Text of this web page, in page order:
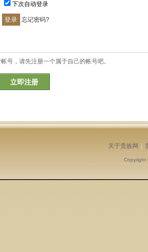
下次自动登录
忘记密码?
号，请先注册一个属于自己的帐号吧。
立即注册
关于贵族网